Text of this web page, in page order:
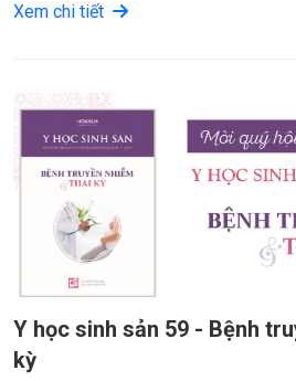
Xem chi tiết
Y học sinh sản 59 - Bệnh
kỳ